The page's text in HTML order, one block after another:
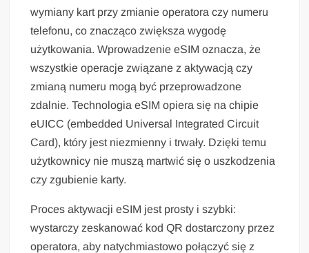
wymiany kart przy zmianie operatora czy numeru
telefonu, co znacząco zwiększa wygodę
użytkowania. Wprowadzenie eSIM oznacza, że
wszystkie operacje związane z aktywacją czy
zmianą numeru mogą być przeprowadzone
zdalnie. Technologia eSIM opiera się na chipie
eUICC (embedded Universal Integrated Circuit
Card), który jest niezmienny i trwały. Dzięki temu
użytkownicy nie muszą martwić się o uszkodzenia
czy zgubienie karty.
Proces aktywacji eSIM jest prosty i szybki:
wystarczy zeskanować kod QR dostarczony przez
operatora, aby natychmiastowo połączyć się z